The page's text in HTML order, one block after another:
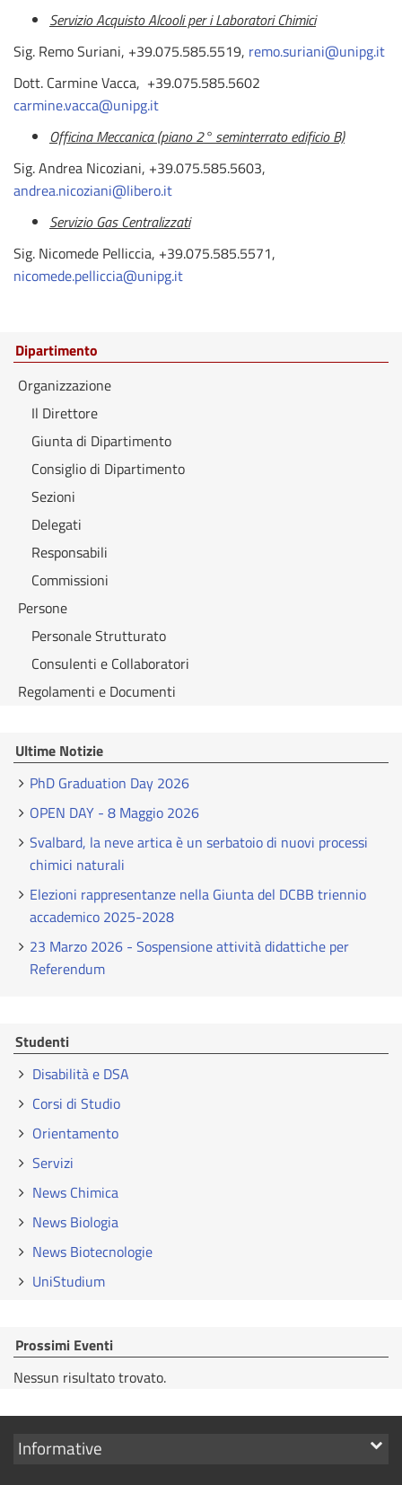
Servizio Acquisto Alcooli per i Laboratori Chimici
Sig. Remo Suriani, +39.075.585.5519, remo.suriani@unipg.it
Dott. Carmine Vacca, +39.075.585.5602
carmine.vacca@unipg.it
Officina Meccanica (piano 2° seminterrato edificio B)
Sig. Andrea Nicoziani, +39.075.585.5603,
andrea.nicoziani@libero.it
Servizio Gas Centralizzati
Sig. Nicomede Pelliccia, +39.075.585.5571,
nicomede.pelliccia@unipg.it
Dipartimento
Organizzazione
Il Direttore
Giunta di Dipartimento
Consiglio di Dipartimento
Sezioni
Delegati
Responsabili
Commissioni
Persone
Personale Strutturato
Consulenti e Collaboratori
Regolamenti e Documenti
Ultime Notizie
PhD Graduation Day 2026
OPEN DAY - 8 Maggio 2026
Svalbard, la neve artica è un serbatoio di nuovi processi
chimici naturali
Elezioni rappresentanze nella Giunta del DCBB triennio
accademico 2025-2028
23 Marzo 2026 - Sospensione attività didattiche per
Referendum
Studenti
Disabilità e DSA
Corsi di Studio
Orientamento
Servizi
News Chimica
News Biologia
News Biotecnologie
UniStudium
Prossimi Eventi
Nessun risultato trovato.
Mostra
Informative